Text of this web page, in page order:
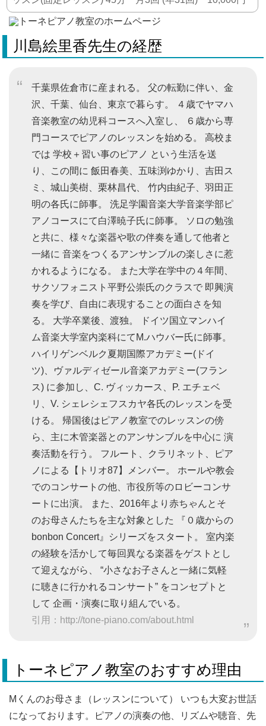
川島絵里香先生の経歴
千葉県佐倉市に産まれる。 父の転勤に伴い、金
沢、千葉、仙台、東京で暮らす。 ４歳でヤマハ
音楽教室の幼児科コースへ入室し、 ６歳から専
門コースでピアノのレッスンを始める。 高校ま
では 学校＋習い事のピアノ という生活を送
り、この間に 飯田春美、五味渕ゆかり、吉田ス
ミ、城山美樹、栗林昌代、 竹内由紀子、羽田正
明の各氏に師事。 洗足学園音楽大学音楽学部ピ
アノコースにて白澤暁子氏に師事。 ソロの勉強
と共に、様々な楽器や歌の伴奏を通して他者と
一緒に 音楽をつくるアンサンブルの楽しさに惹
かれるようになる。 また大学在学中の４年間、
サクソフォニスト平野公崇氏のクラスで 即興演
奏を学び、自由に表現することの面白さを知
る。 大学卒業後、渡独。 ドイツ国立マンハイ
ム音楽大学室内楽科にてM.ハウバー氏に師事。
ハイリゲンベルク夏期国際アカデミー(ドイ
ツ)、ヴァルディゼール音楽アカデミー(フラン
ス) に参加し、C. ヴィッカース、P. エチェベ
リ、V. シェレシェフスカヤ各氏のレッスンを受
ける。 帰国後はピアノ教室でのレッスンの傍
ら、主に木管楽器とのアンサンブルを中心に 演
奏活動を行う。 フルート、クラリネット、ピア
ノによる【トリオ87】メンバー。 ホールや教会
でのコンサートの他、市役所等のロビーコンサ
ートに出演。 また、2016年より赤ちゃんとそ
のお母さんたちを主な対象とした 『０歳からの
bonbon Concert』シリーズをスタート。 室内楽
の経験を活かして毎回異なる楽器をゲストとし
て迎えながら、 “小さなお子さんと一緒に気軽
に聴きに行かれるコンサート” をコンセプトと
して 企画・演奏に取り組んでいる。
引用：http://tone-piano.com/about.html
トーネピアノ教室のおすすめ理由
Mくんのお母さま（レッスンについて） いつも大変お世話
になっております。ピアノの演奏の他、リズムや聴音、先